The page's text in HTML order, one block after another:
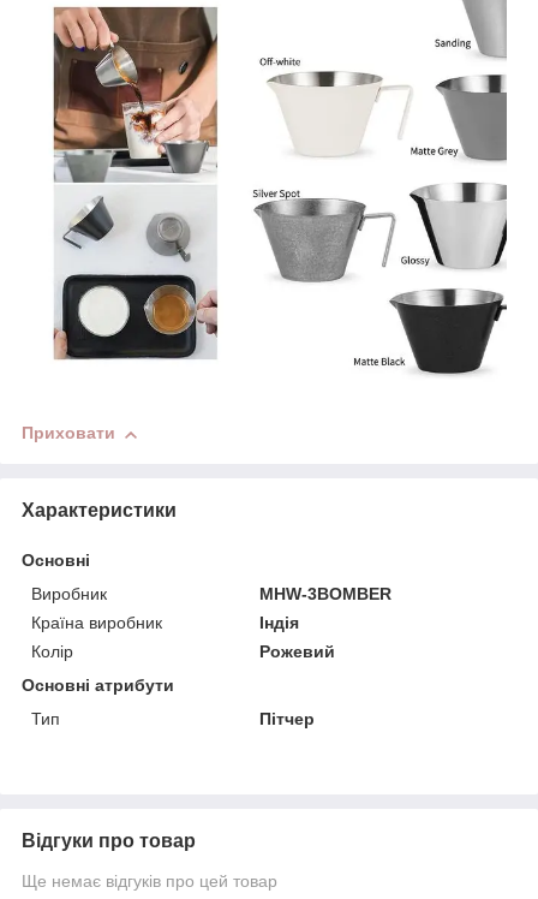
Приховати
Характеристики
Основні
Виробник
MHW-3BOMBER
Країна виробник
Індія
Колір
Рожевий
Основні атрибути
Тип
Пітчер
Відгуки про товар
Ще немає відгуків про цей товар